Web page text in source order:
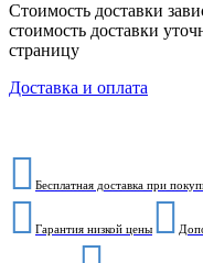
Стоимость доставки
стоимость доставки
страницу
Доставка и оплата
Бесплатная доставка при
Гарантия низкой цены